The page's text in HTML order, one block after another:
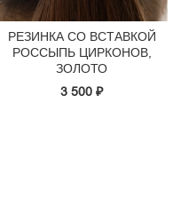
РЕЗИНКА СО ВСТАВКОЙ
РОССЫПЬ ЦИРКОНОВ,
ЗОЛОТО
3 500 ₽